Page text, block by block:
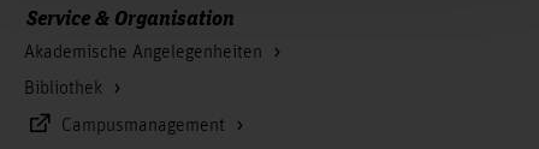
Service & Organisation
Akademische Angelegenheiten
Bibliothek
Campusmanagement